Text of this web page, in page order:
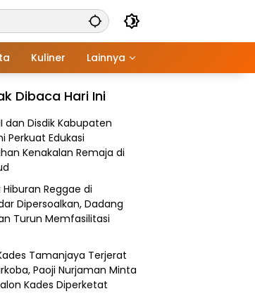
Kuliner Lainnya
Dibaca Hari Ini
dan Disdik Kabupaten
Perkuat Edukasi
Kenakalan Remaja di
Reggae di
Dipersoalkan, Dadang
Turun Memfasilitasi
Tamanjaya Terjerat
Paoji Nurjaman Minta
Kades Diperketat